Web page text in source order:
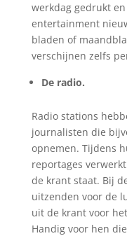
werkdag gedrukt
entertainment
bladen of
verschijnen zelfs
De radio.
Radio stations
journalisten die
opnemen. Tijdens
reportages
de krant staat. Bij
uitzenden voor de
uit de krant voor
Handig voor hen